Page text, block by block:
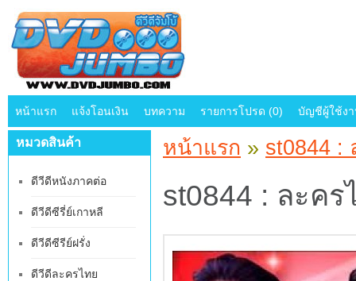
หน้าแรก แจ้งโอนเงิน บทความ รายการโปรด (0) บัญชีผู้ใช้ง
หมวดสินค้า
ดีวีดีหนังภาคต่อ
ดีวีดีซีรี่ย์เกาหลี
ดีวีดีซีรีย์ฝรั่ง
ดีวีดีละครไทย
หน้าแรก » st0844 :
st0844 : ละค